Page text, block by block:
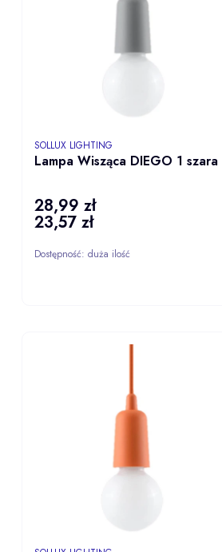
Lampa Wisząca DIEGO 1 szara
PRODUCENT
SOLLUX LIGHTING
Cena
28,99 zł
Cena
23,57 zł
Dostępność: duża ilość